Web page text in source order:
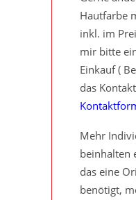
Hautfarbe
inkl. im
mir bitte
Einkauf (
das
Mehr
beinhalten
das eine
benötigt,